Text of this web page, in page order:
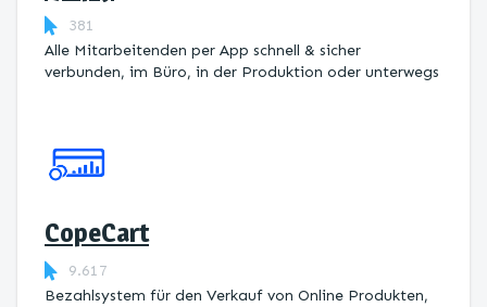
381
Alle Mitarbeitenden per App schnell & sicher
verbunden, im Büro, in der Produktion oder unterwegs
CopeCart
9.617
Bezahlsystem für den Verkauf von Online Produkten,